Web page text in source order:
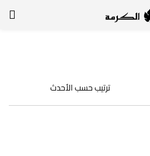
وكلمة السر